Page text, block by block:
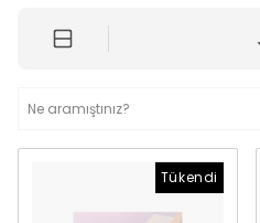
Tükendi